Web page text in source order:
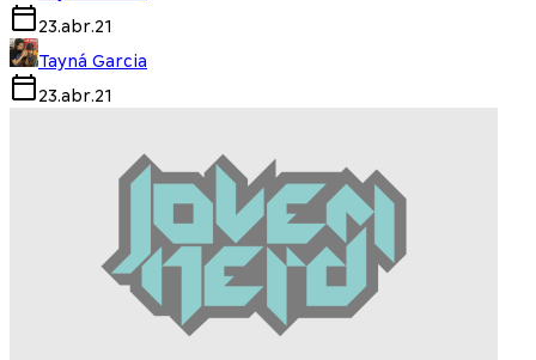
23.abr.21
Tayná Garcia
23.abr.21